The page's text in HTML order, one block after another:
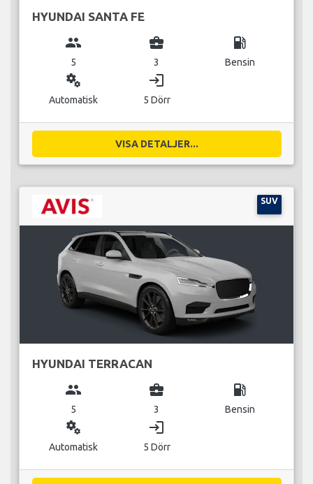
HYUNDAI SANTA FE
group
5
business_center
3
local_gas_station
Bensin
miscellaneous_services
Automatisk
login
5 Dörr
VISA DETALJER...
SUV
HYUNDAI TERRACAN
group
5
business_center
3
local_gas_station
Bensin
miscellaneous_services
Automatisk
login
5 Dörr